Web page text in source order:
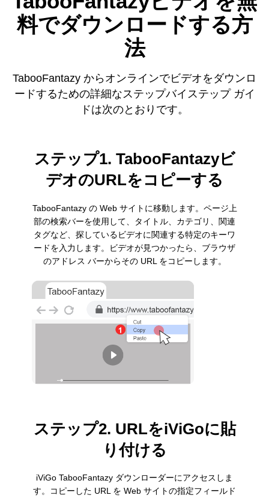
料でダウンロードする方
法
TabooFantazy からオンラインでビデオをダウンロ
ードするための詳細なステップバイステップ ガイ
ドは次のとおりです。
ステップ1. TabooFantazyビ
デオのURLをコピーする
TabooFantazy の Web サイトに移動します。ページ上
部の検索バーを使用して、タイトル、カテゴリ、関連
タグなど、探しているビデオに関連する特定のキーワ
ードを入力します。ビデオが見つかったら、ブラウザ
のアドレス バーからその URL をコピーします。
ステップ2. URLをiViGoに貼
り付ける
iViGo TabooFantazy ダウンローダーにアクセスしま
す。コピーした URL を Web サイトの指定フィールド